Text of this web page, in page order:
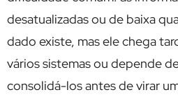
desatualizadas ou de baixa
dado existe, mas ele chega
vários sistemas ou depende
consolidá-los antes de virar